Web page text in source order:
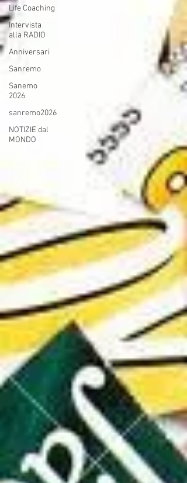
Life Coaching
Intervista
alla RADIO
Anniversari
Sanremo
Sanemo
2026
sanremo2026
NOTIZIE dal
MONDO